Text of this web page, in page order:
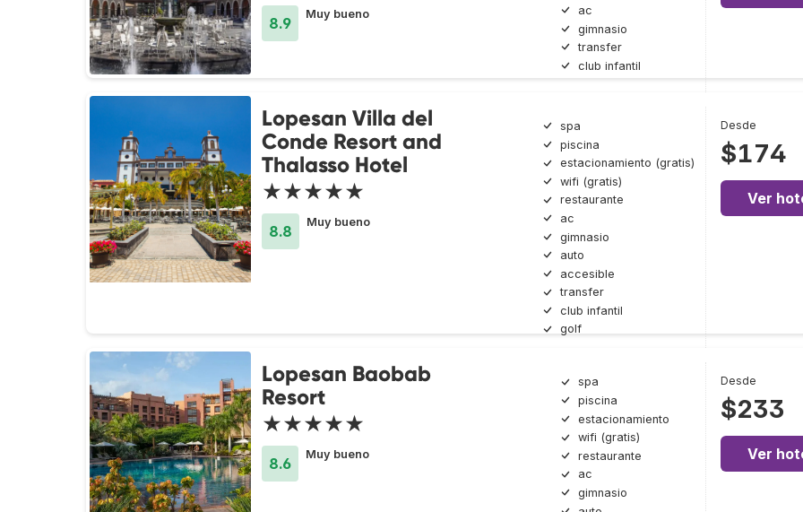
8.9
Muy bueno
ac
gimnasio
transfer
club infantil
Lopesan Villa del
Conde Resort and
Thalasso Hotel
★★★★★
8.8
Muy bueno
spa
piscina
estacionamiento (gratis)
wifi (gratis)
restaurante
ac
gimnasio
auto
accesible
transfer
club infantil
golf
Desde
$174
Ver
Lopesan Baobab
Resort
★★★★★
8.6
Muy bueno
spa
piscina
estacionamiento
wifi (gratis)
restaurante
ac
gimnasio
Desde
$233
Ver